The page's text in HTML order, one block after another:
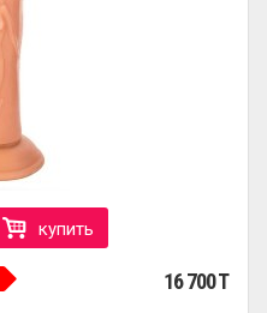
купить
16 700 T